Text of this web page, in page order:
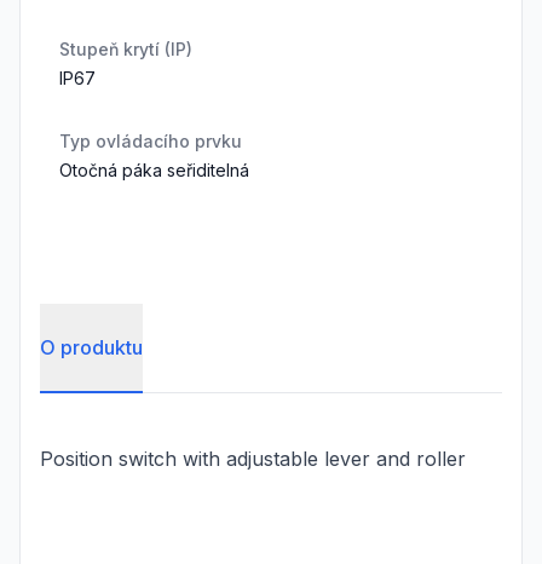
Stupeň krytí (IP)
IP67
Typ ovládacího prvku
Otočná páka seřiditelná
O produktu
Position switch with adjustable lever and roller